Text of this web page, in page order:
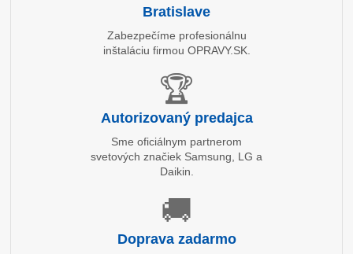
Bratislave
Zabezpečíme profesionálnu
inštaláciu firmou OPRAVY.SK.
🏆
Autorizovaný predajca
Sme oficiálnym partnerom
svetových značiek Samsung, LG a
Daikin.
🚚
Doprava zadarmo